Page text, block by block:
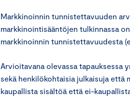
Markkinoinnin tunnistettavuuden
markkinointisääntöjen tulkinnassa
markkinoinnin tunnistettavuudesta
Arvioitavana olevassa tapauksessa
sekä henkilökohtaisia julkaisuja että
kaupallista sisältöä että ei-